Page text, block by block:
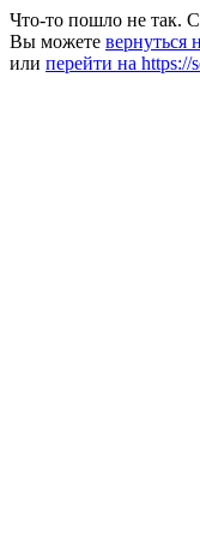
Что-то пошло не так.
Вы можете вернуться
или перейти на https://